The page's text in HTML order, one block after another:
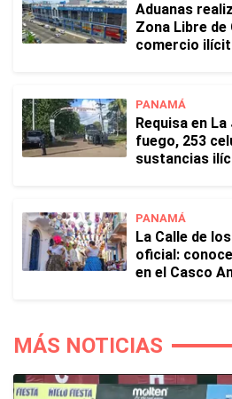
Aduanas
Zona Libre
comercio
PANAMÁ
Requisa en
fuego, 253
sustancias
PANAMÁ
La Calle de
oficial:
en el Casco
MÁS NOTICIAS